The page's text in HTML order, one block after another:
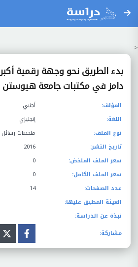
<
بدء الطريق نحو وجهة رقمية أكبر
دامز في مكتبات جامعة هيوستن
المؤلف:
أجنبي
اللغة:
إنجليزي
نوع الملف:
ملخصات رسائل
تاريخ النشر:
2016
سعر الملف الملخض:
0
سعر الملف الكامل:
0
عدد الصفحات:
14
العينة المطبق عليها:
نبذة عن الدراسة:
مشاركة: